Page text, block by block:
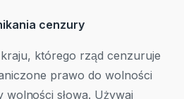
cenzury
którego rząd cenzuruje
prawo do wolności
słowa. Używaj